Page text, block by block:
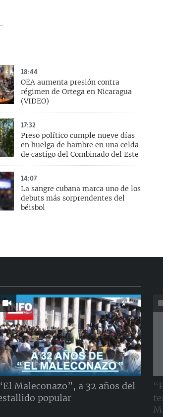
18:44
OEA aumenta presión contra
régimen de Ortega en Nicaragua
(VIDEO)
17:32
Preso político cumple nueve días
en huelga de hambre en una celda
de castigo del Combinado del Este
14:07
La sangre cubana marca uno de los
debuts más sorprendentes del
béisbol
Maleconazo”, a 32 años del
popular